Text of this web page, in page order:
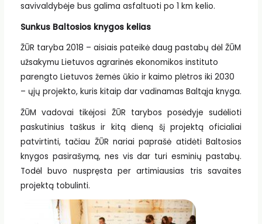
savivaldybėje bus galima asfaltuoti po 1 km kelio.
Sunkus Baltosios knygos kelias
ŽŪR taryba 2018 – aisiais pateikė daug pastabų dėl ŽŪM
užsakymu Lietuvos agrarinės ekonomikos instituto
parengto Lietuvos žemės ūkio ir kaimo plėtros iki 2030
– ųjų projekto, kuris kitaip dar vadinamas Baltąja knyga.
ŽŪM vadovai tikėjosi ŽŪR tarybos posėdyje sudėlioti
paskutinius taškus ir kitą dieną šį projektą oficialiai
patvirtinti, tačiau ŽŪR nariai paprašė atidėti Baltosios
knygos pasirašymą, nes vis dar turi esminių pastabų.
Todėl buvo nuspręsta per artimiausias tris savaites
projektą tobulinti.